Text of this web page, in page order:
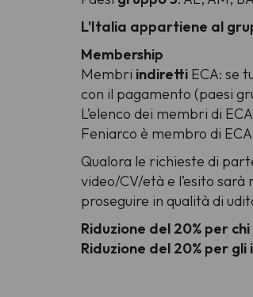
L'Italia appartiene al
Membership
Membri indiretti ECA: se
con il pagamento (paesi
L’elenco dei membri di
Feniarco è membro di
Qualora le richieste di
video/CV/età e l’esito sarà
proseguire in qualità di
Riduzione del 20% per
Riduzione del 20% per